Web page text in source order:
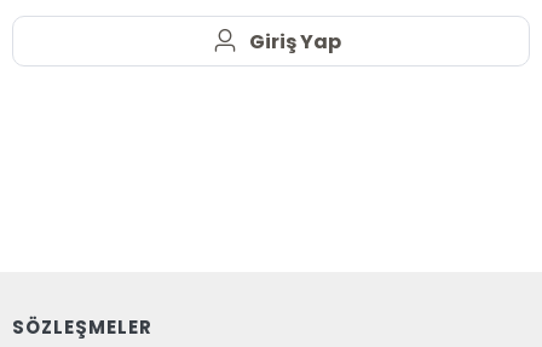
Giriş Yap
SÖZLEŞMELER